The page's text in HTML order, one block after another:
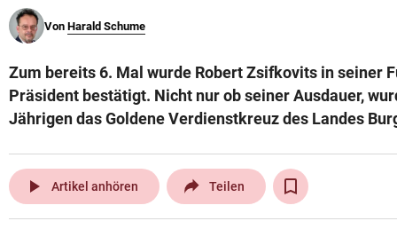
© Krone Multimedia GmbH & Co KG 2026
Von Harald Schume
Zum bereits 6. Mal wurde Robert Zsifkovits in seiner
Präsident bestätigt. Nicht nur ob seiner Ausdauer,
Jährigen das Goldene Verdienstkreuz des Landes
play_arrow Artikel anhören Teilen